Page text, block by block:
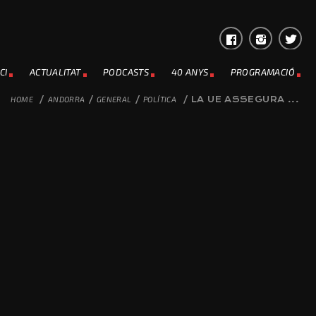
ACTUALITAT PODCASTS 40 ANYS PROGRAMACIÓ
HOME / ANDORRA / GENERAL / POLÍTICA / LA UE ASSEGURA ...